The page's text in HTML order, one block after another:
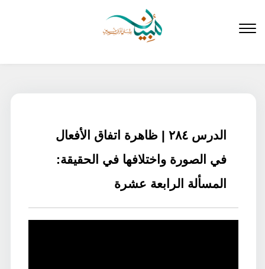
المحتوى
الدرس ٢٨٤ | ظاهرة اتفاق الأفعال
في الصورة واختلافها في الحقيقة:
المسألة الرابعة عشرة